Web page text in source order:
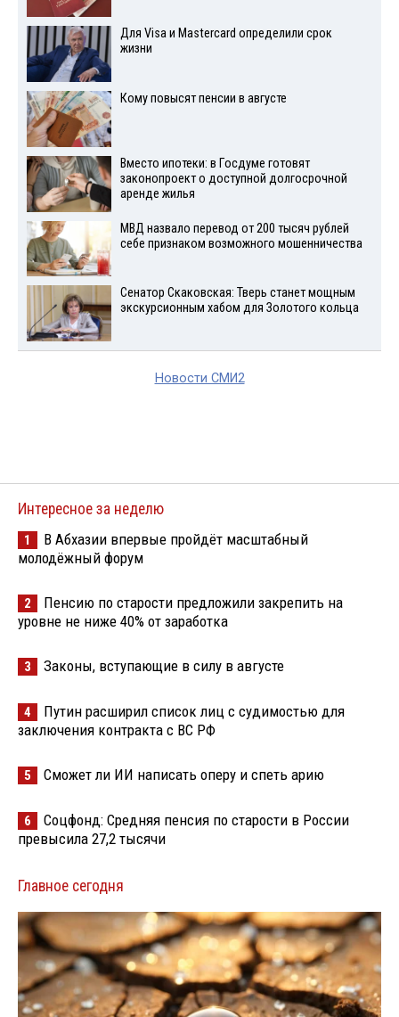
Для Visа и Mastercard определили срок
жизни
Кому повысят пенсии в августе
Вместо ипотеки: в Госдуме готовят
законопроект о доступной долгосрочной
аренде жилья
МВД назвало перевод от 200 тысяч рублей
себе признаком возможного мошенничества
Сенатор Скаковская: Тверь станет мощным
экскурсионным хабом для Золотого кольца
Новости СМИ2
Интересное за неделю
1
В Абхазии впервые пройдёт масштабный
молодёжный форум
2
Пенсию по старости предложили закрепить на
уровне не ниже 40% от заработка
3 Законы, вступающие в силу в августе
4
Путин расширил список лиц с судимостью для
заключения контракта с ВС РФ
5 Сможет ли ИИ написать оперу и спеть арию
6
Соцфонд: Средняя пенсия по старости в России
превысила 27,2 тысячи
Главное сегодня